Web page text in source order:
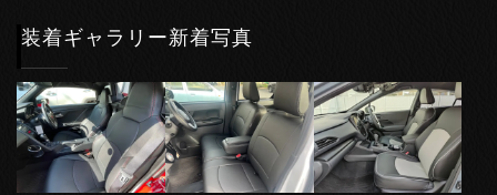
装着ギャラリー新着写真